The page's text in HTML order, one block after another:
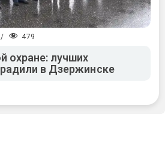
/ 479
охране: лучших
в Дзержинске